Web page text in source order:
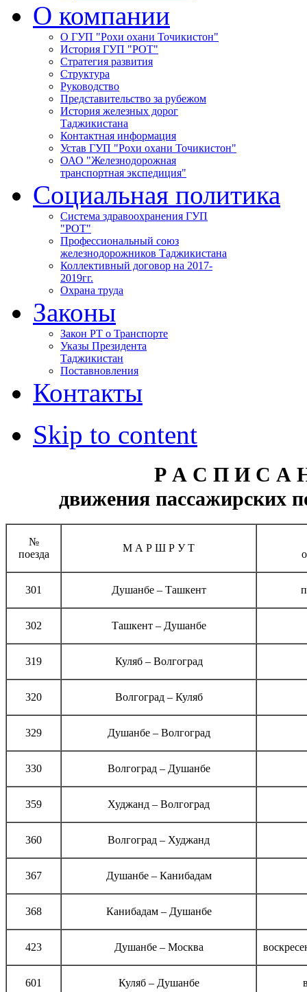
О компании
О ГУП "Рохи охани Точикистон"
История ГУП "РОТ"
Стратегия развития
Структура
Руководство
Представительство за рубежом
История железных дорог
Таджикистана
Контактная информация
Устав ГУП "Рохи охани Точикистон"
ОАО "Железнодорожная
транспортная экспедиция"
Социальная политика
Система здравоохранения ГУП
"РОТ"
Профессиональный союз
железнодорожников Таджикистана
Коллективный договор на 2017-
2019гг.
Охрана труда
Законы
Закон РТ о Транспорте
Указы Президента
Таджикистан
Поставновления
Контакты
Skip to content
Р А С П И С А
движения пассажирских
№
поезда
М А Р Ш Р У Т
301 Душанбе – Ташкент
302 Ташкент – Душанбе
319 Куляб – Волгоград
320 Волгоград – Куляб
329 Душанбе – Волгоград
330 Волгоград – Душанбе
359 Худжанд – Волгоград
360 Волгоград – Худжанд
367 Душанбе – Канибадам
368 Канибадам – Душанбе
423 Душанбе – Москва
601 Куляб – Душанбе